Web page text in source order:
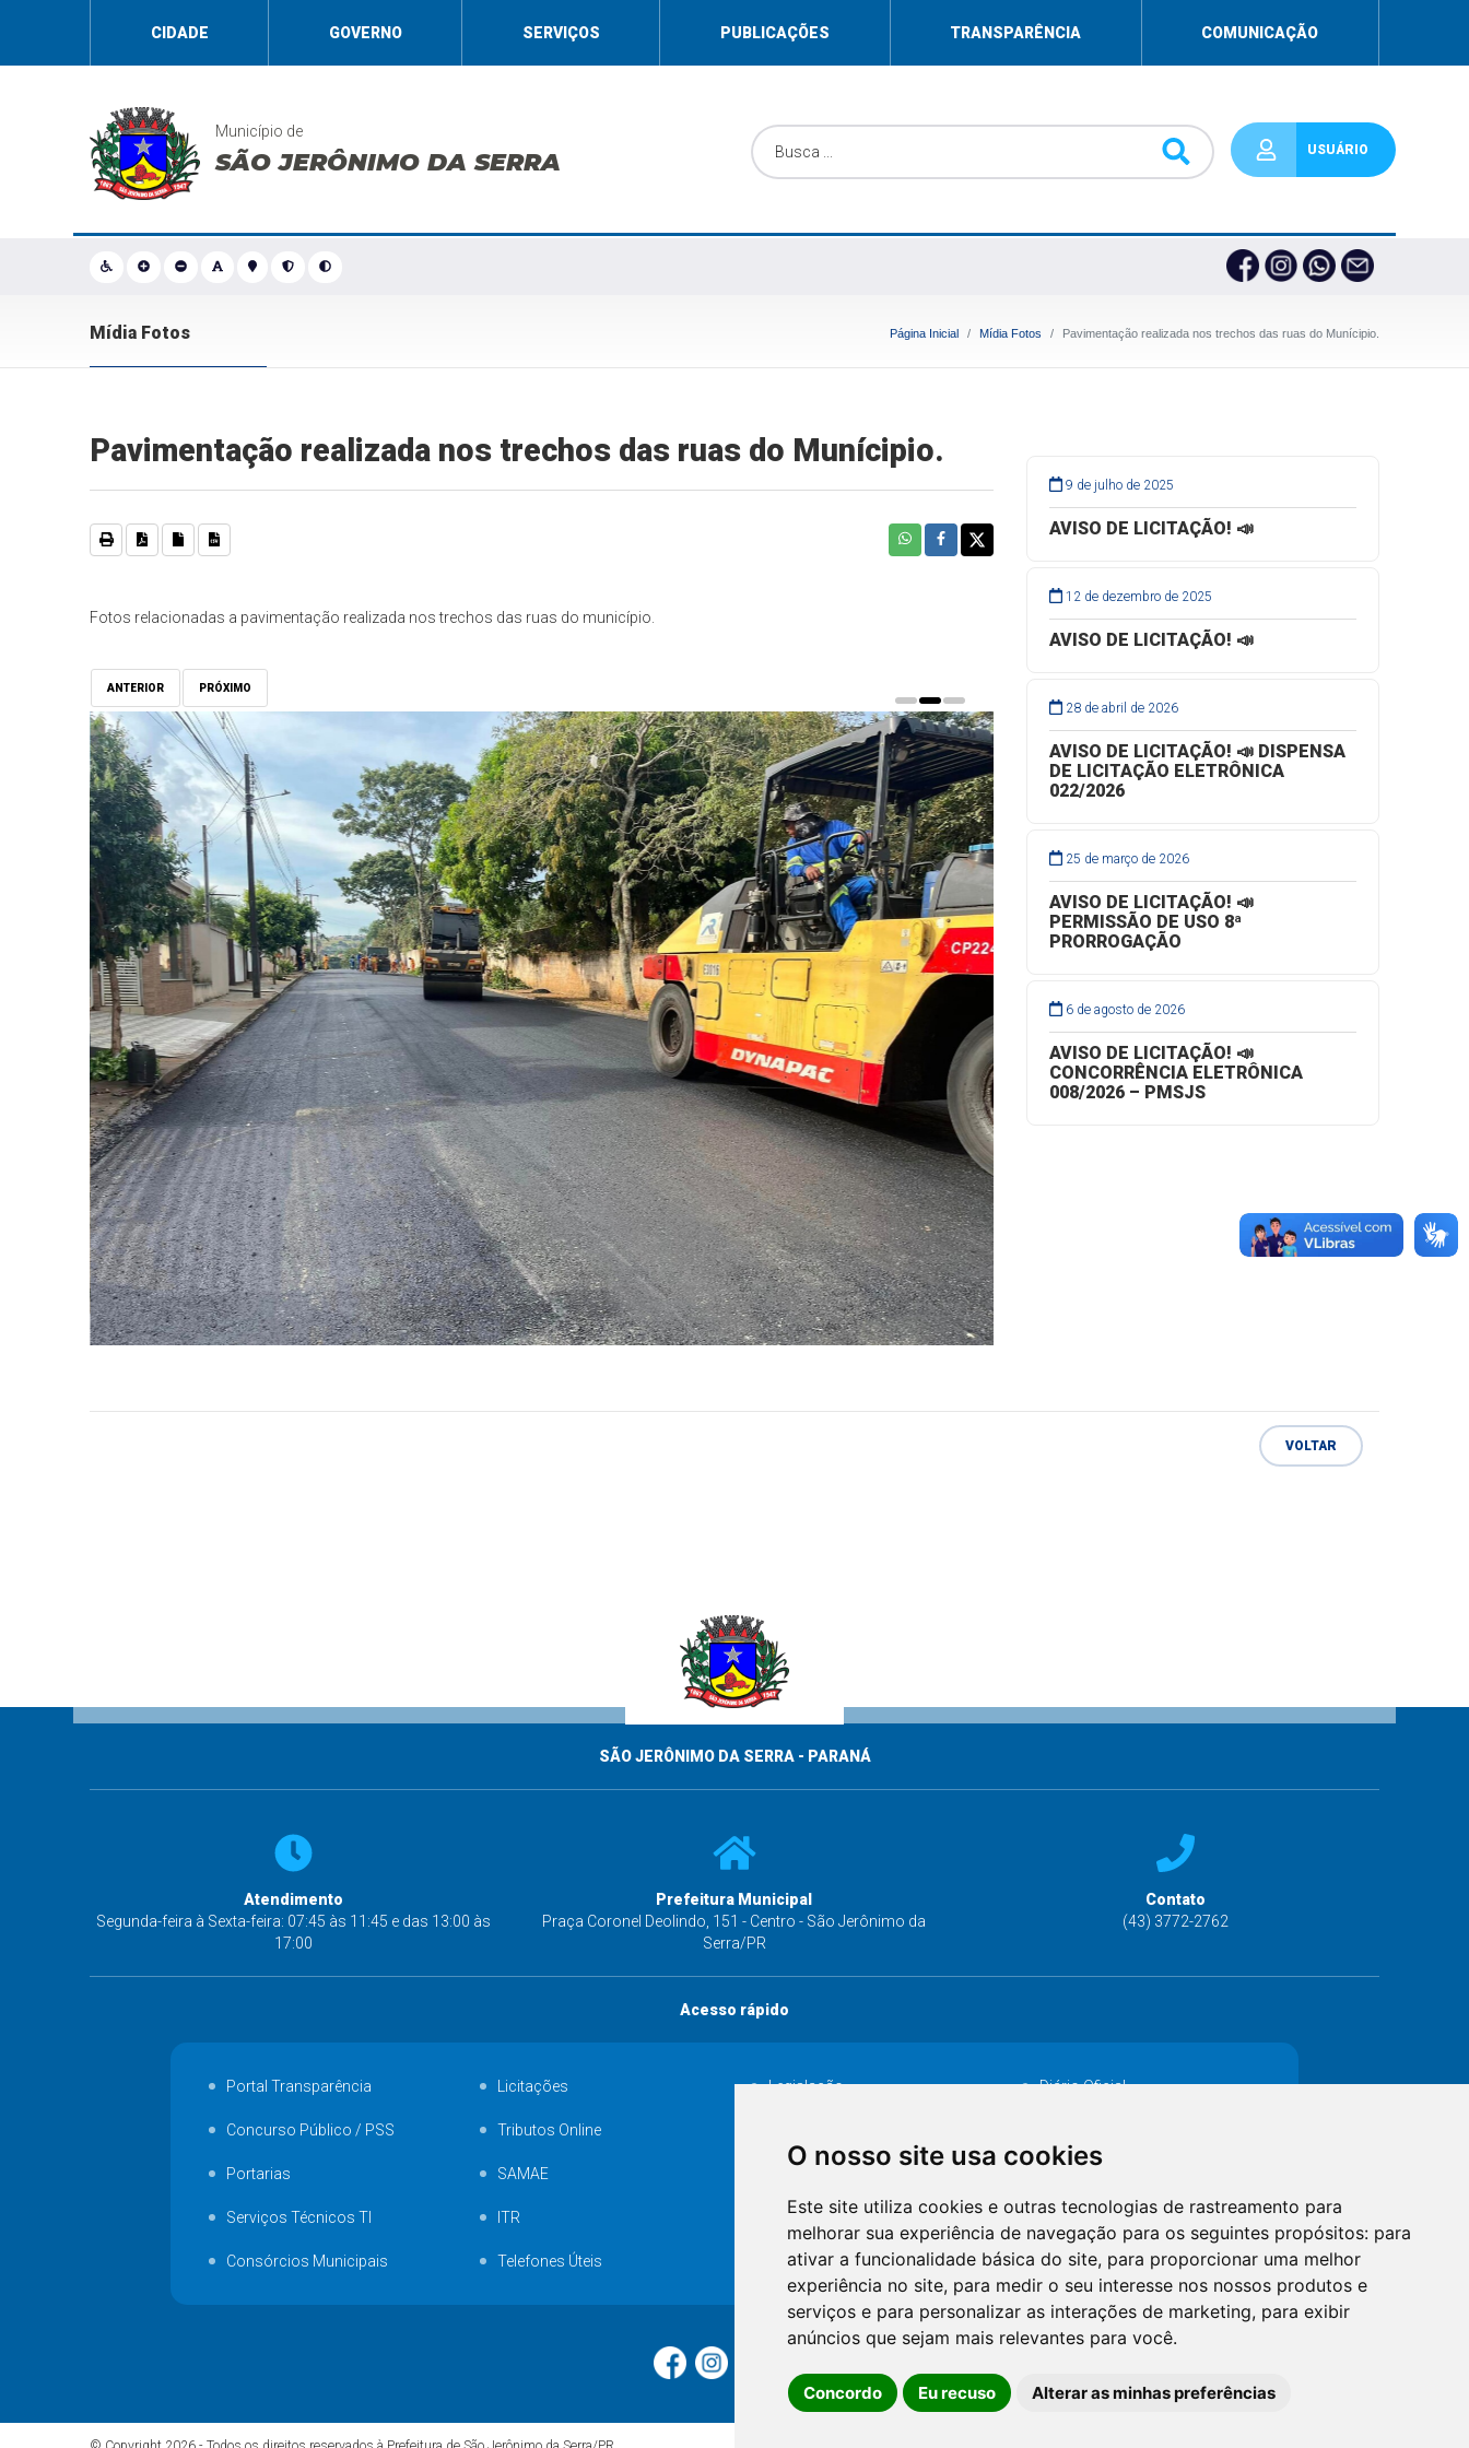
O nosso site usa cookies
Este site utiliza cookies e outras tecnologias de rastreamento para
melhorar sua experiência de navegação para os seguintes propósitos: para
ativar a funcionalidade básica do site, para proporcionar uma melhor
experiência no site, para medir o seu interesse nos nossos produtos e
serviços e para personalizar as interações de marketing, para exibir
anúncios que sejam mais relevantes para você.
Concordo Eu recuso Alterar as minhas preferências
CIDADE GOVERNO SERVIÇOS PUBLICAÇÕES TRANSPARÊNCIA COMUNICAÇÃO
Município de
SÃO JERÔNIMO DA SERRA USUÁRIO
Mídia Fotos Página Inicial Mídia Fotos Pavimentação realizada nos trechos das ruas do Munícipio.
Pavimentação realizada nos trechos das ruas do Munícipio.
Fotos relacionadas a pavimentação realizada nos trechos das ruas do município.
ANTERIOR PRÓXIMO
9 de julho de 2025
AVISO DE LICITAÇÃO! 📣
12 de dezembro de 2025
AVISO DE LICITAÇÃO! 📣
28 de abril de 2026
AVISO DE LICITAÇÃO! 📣 DISPENSA
DE LICITAÇÃO ELETRÔNICA
022/2026
25 de março de 2026
AVISO DE LICITAÇÃO! 📣
PERMISSÃO DE USO 8ª
PRORROGAÇÃO
6 de agosto de 2026
AVISO DE LICITAÇÃO! 📣
CONCORRÊNCIA ELETRÔNICA
008/2026 – PMSJS
SÃO JERÔNIMO DA SERRA - PARANÁ
Segunda-feira à Sexta-feira: 07:45 às 11:45 e das 13:00 às
17:00
Praça Coronel Deolindo, 151 - Centro - São Jerônimo da
Serra/PR
(43) 3772-2762
Acesso rápido
Legislação
SAMAE
Serviços Técnicos TI Desapropriações